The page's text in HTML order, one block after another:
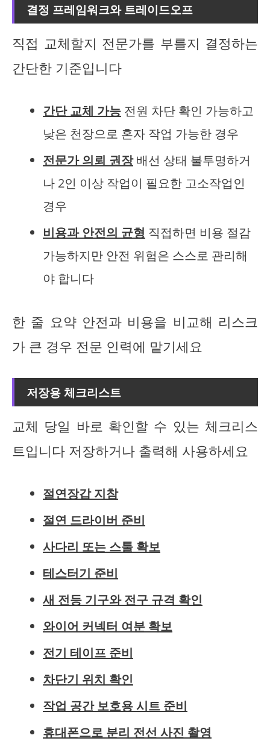
결정 프레임워크와 트레이드오프
직접 교체할지 전문가를 부를지 결정하는
간단한 기준입니다
간단 교체 가능 전원 차단 확인 가능하고
낮은 천장으로 혼자 작업 가능한 경우
전문가 의뢰 권장배선 상태 불투명하거
나 2인 이상 작업이 필요한 고소작업인
경우
비용과 안전의 균형 직접하면 비용 절감
가능하지만 안전 위험은 스스로 관리해
야 합니다
한 줄 요약 안전과 비용을 비교해 리스크
가 큰 경우 전문 인력에 맡기세요
저장용 체크리스트
교체 당일 바로 확인할 수 있는 체크리스
트입니다 저장하거나 출력해 사용하세요
절연장갑 지참
절연 드라이버 준비
사다리 또는 스툴 확보
테스터기 준비
새 전등 기구와 전구 규격 확인
와이어 커넥터 여분 확보
전기 테이프 준비
차단기 위치 확인
작업 공간 보호용 시트 준비
휴대폰으로 분리 전선 사진 촬영